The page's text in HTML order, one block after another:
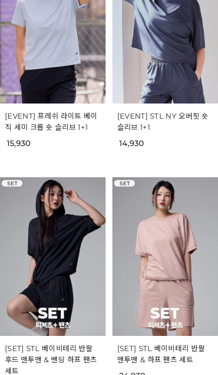
[EVENT] 프레쉬 라이트 베이
직 세미 크롭 숏 슬리브 1+1
15,930
[EVENT] STL NY 오버핏 숏
슬리브 1+1
14,930
[SET] STL 베이비테리 반팔
후드 맨투맨 & 밴딩 하프 팬츠
세트
[SET] STL 베이비테리 반팔
맨투맨 & 하프 팬츠 세트